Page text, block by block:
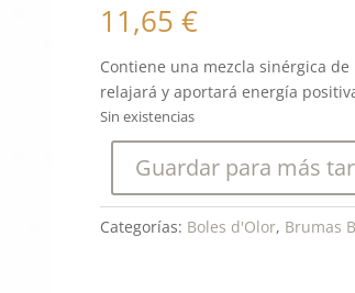
11,65 €
Contiene una mezcla sinérgica
relajará y aportará energía
Sin existencias
Guardar para más
Categorías: Boles d'Olor, Brumas